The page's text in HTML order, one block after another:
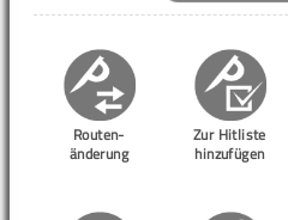
Routen-
änderung
Zur Hitliste
hinzufügen